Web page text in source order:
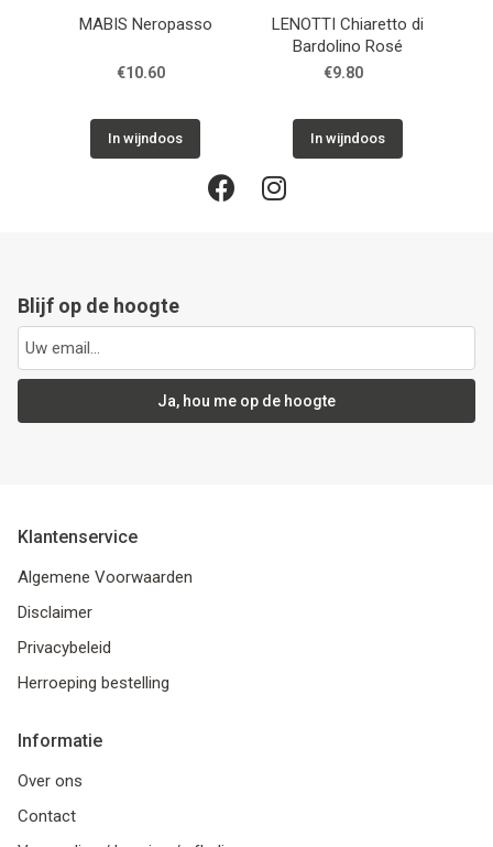
MABIS Neropasso
€10.60
In wijndoos
LENOTTI Chiaretto di
Bardolino Rosé
€9.80
In wijndoos
Blijf op de hoogte
Ja, hou me op de hoogte
Klantenservice
Algemene Voorwaarden
Disclaimer
Privacybeleid
Herroeping bestelling
Informatie
Over ons
Contact